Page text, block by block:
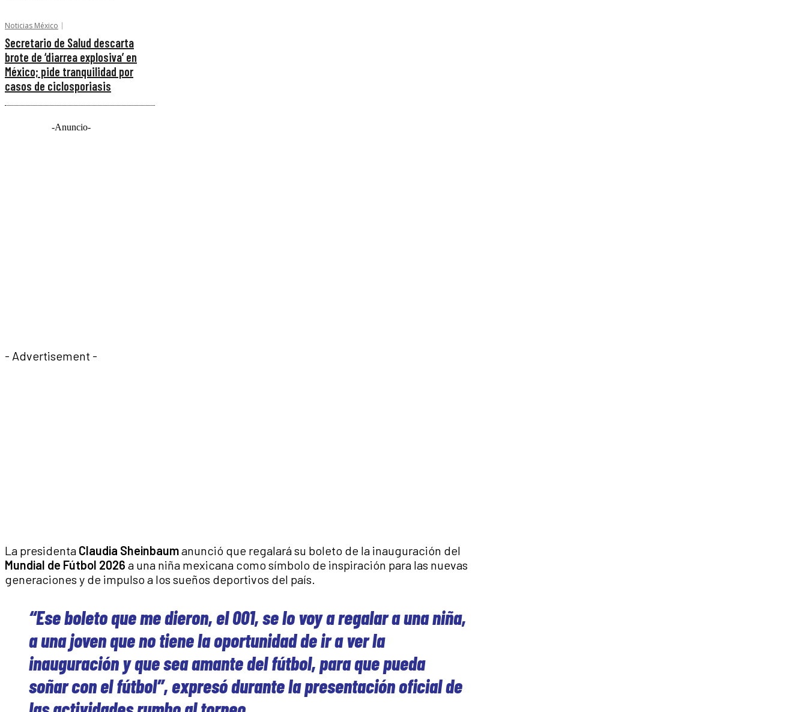
Noticias México
Secretario de Salud descarta
brote de ‘diarrea explosiva’ en
México; pide tranquilidad por
casos de ciclosporiasis
-Anuncio-
- Advertisement -
La presidenta Claudia Sheinbaumanunció que regalará su boleto de la inauguración del
Mundial de Fútbol 2026 a una niña mexicana como símbolo de inspiración para las nuevas
generaciones y de impulso a los sueños deportivos del país.
“Ese boleto que me dieron, el 001, se lo voy a regalar a una niña,
a una joven que no tiene la oportunidad de ir a ver la
inauguración y que sea amante del fútbol, para que pueda
soñar con el fútbol”, expresó durante la presentación oficial de